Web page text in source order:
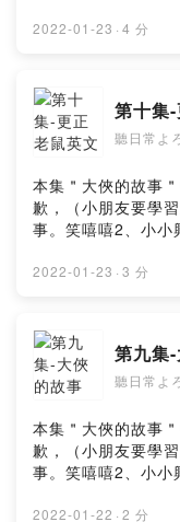
ございます私は専
雙薪家庭、上班族
學、消費者行為、
物學習者。😙學習
6、小朋友初級英
Hosting
2022-01-23 · 4 分
第十集
聽日常よ
本集＂大俠的故事
歉，（小朋友要學
事。笑嘻嘻2、小小
不是專家，但出於
舒壓者、斷捨離人
後，再分享。元気
な国：日本、
育てようとしてい
😬どうもありがと
んが、好奇心から
2022-01-23 · 3 分
第九集
聽日常よ
本集＂大俠的故事
歉，（小朋友要學
事。笑嘻嘻2、小小
不是專家，但出於
2022-01-22 · 2 分